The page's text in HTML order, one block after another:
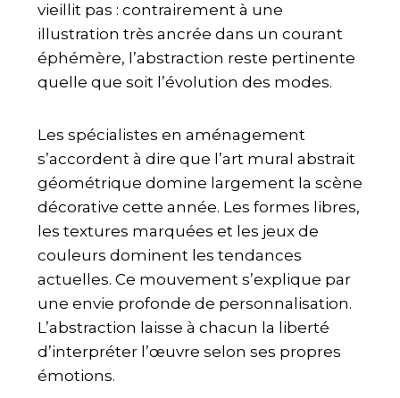
vieillit pas : contrairement à une
illustration très ancrée dans un courant
éphémère, l’abstraction reste pertinente
quelle que soit l’évolution des modes.
Les spécialistes en aménagement
s’accordent à dire que l’art mural abstrait
géométrique domine largement la scène
décorative cette année. Les formes libres,
les textures marquées et les jeux de
couleurs dominent les tendances
actuelles. Ce mouvement s’explique par
une envie profonde de personnalisation.
L’abstraction laisse à chacun la liberté
d’interpréter l’œuvre selon ses propres
émotions.